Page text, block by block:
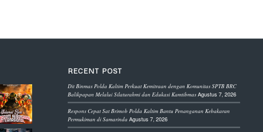
RECENT POST
Dit Binmas Polda Kaltim Perkuat Kemitraan dengan Komunitas SPTB BRC
Balikpapan Melalui Silaturahmi dan Edukasi Kamtibmas Agustus 7, 2026
Respons Cepat Sat Brimob Polda Kaltim Bantu Penanganan Kebakaran
Permukiman di Samarinda Agustus 7, 2026